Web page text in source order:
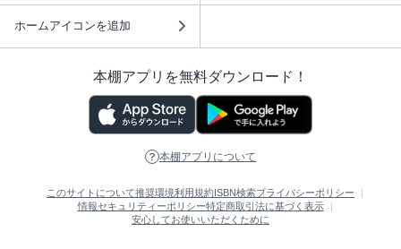
ホームアイコンを追加
本棚アプリを無料ダウンロード！
本棚アプリについて
このサイトについて推奨環境利用規約ISBN検索プライバシーポリシー
情報セキュリティーポリシー特定商取引法に基づく表示
安心してお使いいただくために